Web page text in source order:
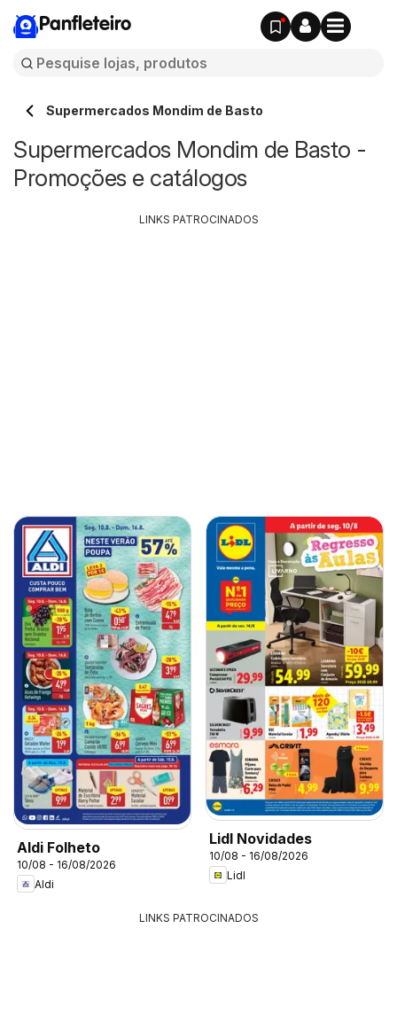
Panfleteiro
Supermercados Mondim de Basto
Supermercados Mondim de Basto -
Promoções e catálogos
Aldi Folheto
10/08 - 16/08/2026
Aldi
Lidl Novidades
10/08 - 16/08/2026
Lidl
LINKS PATROCINADOS
LINKS PATROCINADOS